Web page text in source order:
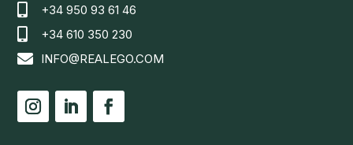
 +34 950 93 61 46
 +34 610 350 230
 INFO@REALEGO.COM